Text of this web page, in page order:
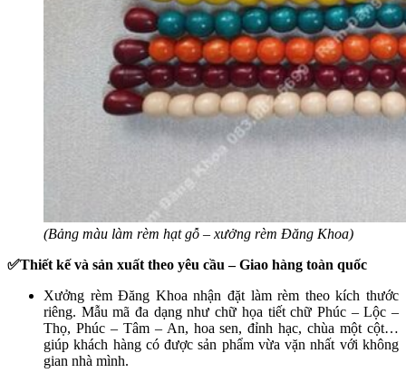
(Bảng màu làm rèm hạt gỗ – xưởng rèm Đăng Khoa)
✅Thiết kế và sản xuất theo yêu cầu – Giao hàng toàn quốc
Xưởng rèm Đăng Khoa nhận đặt làm rèm theo kích thước
riêng. Mẫu mã đa dạng như chữ họa tiết chữ Phúc – Lộc –
Thọ, Phúc – Tâm – An, hoa sen, đỉnh hạc, chùa một cột…
giúp khách hàng có được sản phẩm vừa vặn nhất với không
gian nhà mình.